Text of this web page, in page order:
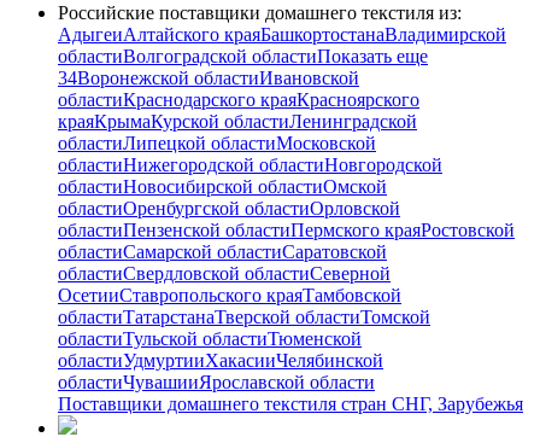
Российские поставщики домашнего текстиля из:
АдыгеиАлтайского краяБашкортостанаВладимирской
областиВолгоградской областиПоказать еще
34Воронежской областиИвановской
областиКраснодарского краяКрасноярского
краяКрымаКурской областиЛенинградской
областиЛипецкой областиМосковской
областиНижегородской областиНовгородской
областиНовосибирской областиОмской
областиОренбургской областиОрловской
областиПензенской областиПермского краяРостовской
областиСамарской областиСаратовской
областиСвердловской областиСеверной
ОсетииСтавропольского краяТамбовской
областиТатарстанаТверской областиТомской
областиТульской областиТюменской
областиУдмуртииХакасииЧелябинской
областиЧувашииЯрославской области
Поставщики домашнего текстиля стран СНГ, Зарубежья